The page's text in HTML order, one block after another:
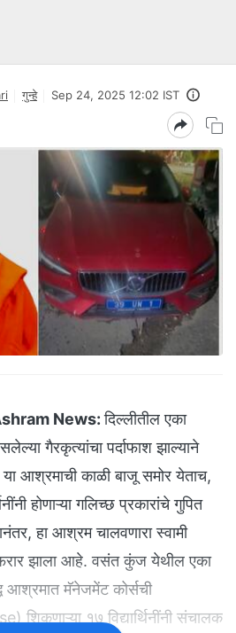
गुन्हे Sep 24, 2025 12:02 IST
News:दिल्लीतील एका
गैरकृत्यांचा पर्दाफाश झाल्याने
आश्रमाची काळी बाजू समोर येताच,
होणाऱ्या गलिच्छ प्रकारांचे गुपित
हा आश्रम चालवणारा स्वामी
झाला आहे. वसंत कुंज येथील एका
आश्रमात मॅनेजमेंट कोर्सची
१७ विद्यार्थिनींनी संचालक